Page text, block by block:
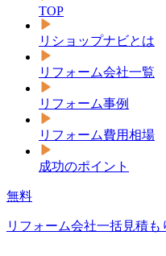
TOP
リショップナビとは
リフォーム会社一覧
リフォーム事例
リフォーム費用相場
成功のポイント
無料
リフォーム会社一括見積も